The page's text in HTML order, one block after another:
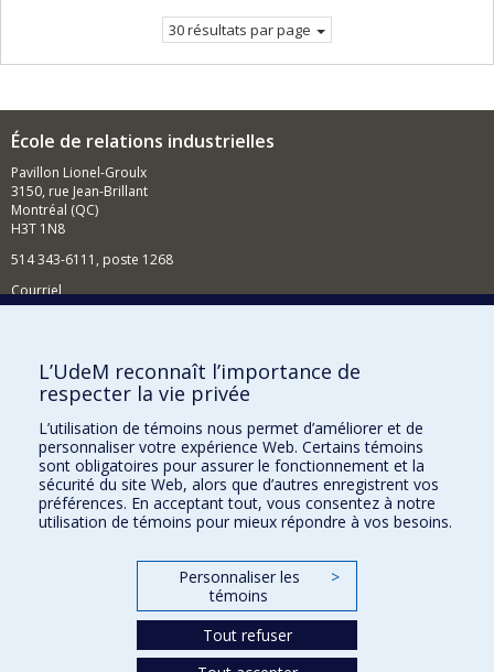
30 résultats par page
École de relations industrielles
Pavillon Lionel-Groulx
3150, rue Jean-Brillant
Montréal (QC)
H3T 1N8
514 343-6111, poste 1268
Courriel
Comment soutenir l'École?
BESOIN D'AIDE?
Plan du site
Signaler une erreur
Accessibilité
FACULTÉ DES ARTS ET DES SCIENCES
Nos départements et écoles
L’UdeM reconnaît l’importance de
respecter la vie privée
L’utilisation de témoins nous permet d’améliorer et de
personnaliser votre expérience Web. Certains témoins
sont obligatoires pour assurer le fonctionnement et la
sécurité du site Web, alors que d’autres enregistrent vos
préférences. En acceptant tout, vous consentez à notre
utilisation de témoins pour mieux répondre à vos besoins.
Personnaliser les
témoins
>
Tout refuser